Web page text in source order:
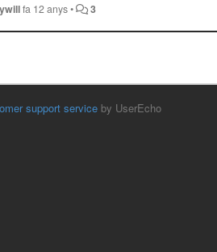
fa 12 anys• 3
support serviceby UserEcho